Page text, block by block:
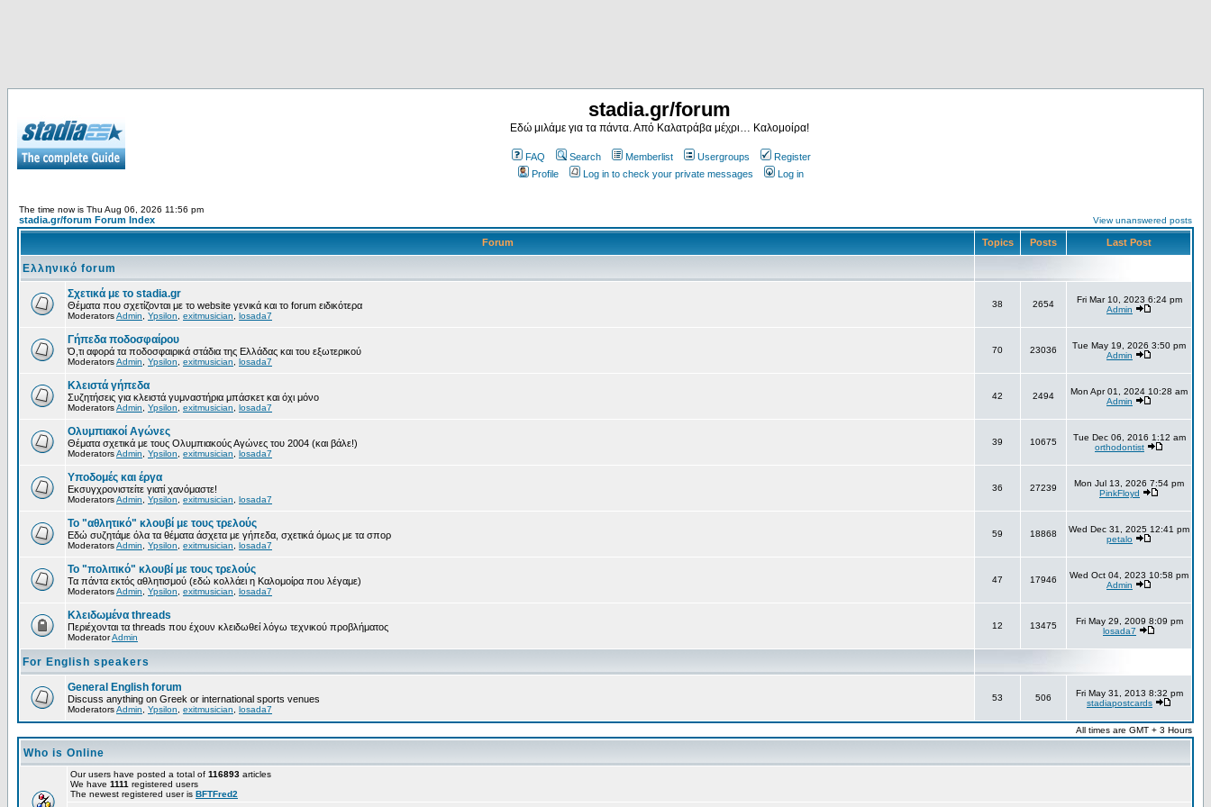
stadia.gr/forum
Εδώ μιλάμε για τα πάντα. Από Καλατράβα μέχρι… Καλομοίρα!
FAQ Search Memberlist Usergroups
Register
Profile
Log in to check your private messages Log in
The time now is Thu Aug 06, 2026 11:56 pm
stadia.gr/forum Forum Index View unanswered posts
Forum Topics Posts Last Post
Ελληνικό forum
Σχετικά με το stadia.gr
Θέματα που σχετίζονται με το website γενικά και το forum ειδικότερα
ModeratorsAdmin Ypsilon exitmusician losada7
38 2654
Fri Mar 10, 2023 6:24 pm
Admin
Γήπεδα ποδοσφαίρου
Ό,τι αφορά τα ποδοσφαιρικά στάδια της Ελλάδας και του εξωτερικού
ModeratorsAdmin Ypsilon exitmusician losada7
70 23036
Tue May 19, 2026 3:50 pm
Admin
Κλειστά γήπεδα
Συζητήσεις για κλειστά γυμναστήρια μπάσκετ και όχι μόνο
ModeratorsAdmin Ypsilon exitmusician losada7
42 2494
Mon Apr 01, 2024 10:28 am
Admin
Ολυμπιακοί Αγώνες
Θέματα σχετικά με τους Ολυμπιακούς Αγώνες του 2004 (και βάλε!)
ModeratorsAdmin Ypsilon exitmusician losada7
39 10675
Tue Dec 06, 2016 1:12 am
orthodontist
Υποδομές και έργα
Εκσυγχρονιστείτε γιατί χανόμαστε!
ModeratorsAdmin Ypsilon exitmusician losada7
36 27239
Mon Jul 13, 2026 7:54 pm
PinkFloyd
Το "αθλητικό" κλουβί με τους τρελούς
Εδώ συζητάμε όλα τα θέματα άσχετα με γήπεδα, σχετικά όμως με τα σπορ
ModeratorsAdmin Ypsilon exitmusician losada7
59 18868
Wed Dec 31, 2025 12:41 pm
petalo
Το "πολιτικό" κλουβί με τους τρελούς
Τα πάντα εκτός αθλητισμού (εδώ κολλάει η Καλομοίρα που λέγαμε)
ModeratorsAdmin Ypsilon exitmusician losada7
47 17946
Wed Oct 04, 2023 10:58 pm
Admin
Κλειδωμένα threads
Περιέχονται τα threads που έχουν κλειδωθεί λόγω τεχνικού προβλήματος
ModeratorAdmin
12 13475
Fri May 29, 2009 8:09 pm
losada7
For English speakers
General English forum
Discuss anything on Greek or international sports venues
ModeratorsAdmin Ypsilon exitmusician losada7
53 506
Fri May 31, 2013 8:32 pm
stadiapostcards
All times are GMT + 3 Hours
Who is Online
Our users have posted a total of 116893 articles
We have 1111 registered users
The newest registered user is BFTFred2